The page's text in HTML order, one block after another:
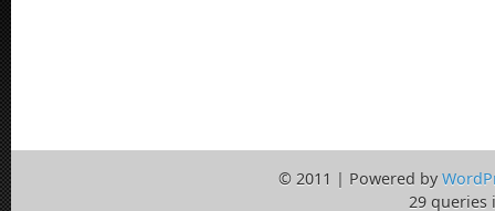
© 2011 | Powered by
29 queries